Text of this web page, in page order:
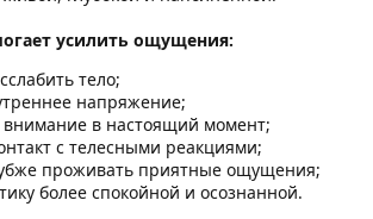
усилить ощущения:
тело;
напряжение;
внимание в настоящий момент;
с телесными реакциями;
проживать приятные ощущения;
более спокойной и осознанной.